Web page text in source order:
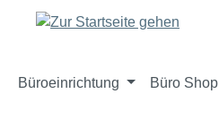
Hauptinhalt springen
Zur Suche springen
Zur Hauptnavigation springen
Büroeinrichtung Büro Shop